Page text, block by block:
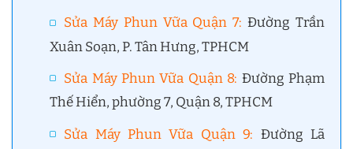
Sửa Máy Phun Vữa Quận 7: Đường Trần
Xuân Soạn, P. Tân Hưng, TPHCM
Sửa Máy Phun Vữa Quận 8: Đường Phạm
Thế Hiển, phường 7, Quận 8, TPHCM
Sửa Máy Phun Vữa Quận 9: Đường Lã